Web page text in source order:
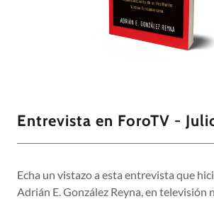
Entrevista en ForoTV -
Echa un vistazo a esta entrevista que
Adrián E. González Reyna, en televisión